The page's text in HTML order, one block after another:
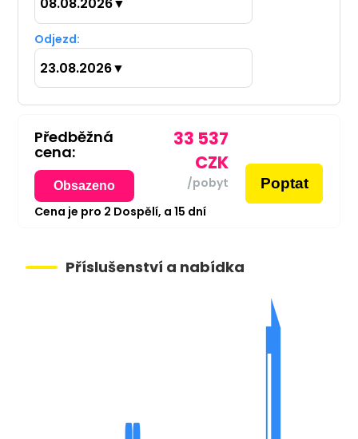
Odjezd:
23.08.2026▼
Předběžná
cena:
Obsazeno
33 537
CZK
/pobyt Poptat
Cena je pro 2 Dospělí, a 15 dní
Příslušenství a nabídka